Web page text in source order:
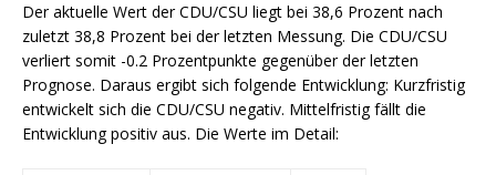
Der aktuelle Wert der CDU/CSU liegt bei 38,6 Prozent nach
zuletzt 38,8 Prozent bei der letzten Messung. Die CDU/CSU
verliert somit -0.2 Prozentpunkte gegenüber der letzten
Prognose. Daraus ergibt sich folgende Entwicklung: Kurzfristig
entwickelt sich die CDU/CSU negativ. Mittelfristig fällt die
Entwicklung positiv aus. Die Werte im Detail: